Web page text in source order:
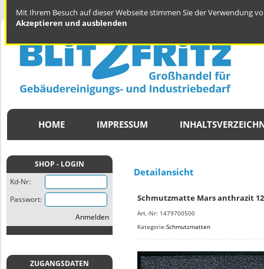
Mit Ihrem Besuch auf dieser Webseite stimmen Sie der Verwendung
Akzeptieren und ausblenden
HOME IMPRESSUM
SHOP - LOGIN
Kd-Nr:
Passwort:
Anmelden
ZUGANGSDATEN
Detailansicht
Schmutzmatte Mars anthrazit
Art.-Nr: 1479700500
Kategorie:Schmutzmatten